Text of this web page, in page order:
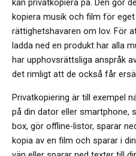
kan privatkopiera på. Den gör
kopiera musik och film för
rättighetshavaren om lov. För
ladda ned en produkt har alla
har upphovsrättsliga anspråk
det rimligt att de också får
Privatkopiering är till exempel
på din dator eller smartphone,
box, gör offline-listor, sparar
kopia av en film och sparar i